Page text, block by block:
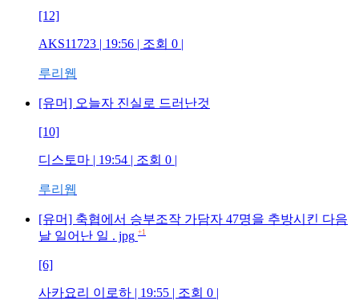
[12]
AKS11723 | 19:56 | 조회 0 |
루리웹
[유머] 오늘자 진실로 드러난것
[10]
디스토마 | 19:54 | 조회 0 |
루리웹
[유머] 축협에서 승부조작 가담자 47명을 추방시킨 다음
날 일어난 일 . jpg +1
[6]
사카요리 이로하 | 19:55 | 조회 0 |